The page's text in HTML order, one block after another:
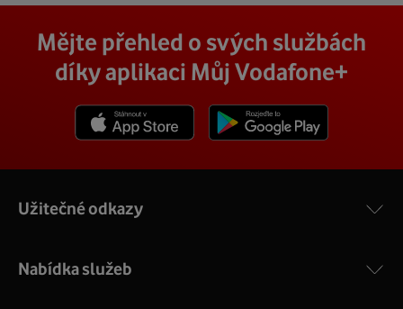
Mějte přehled o svých službách
díky aplikaci Můj Vodafone+
Užitečné odkazy
Nabídka služeb